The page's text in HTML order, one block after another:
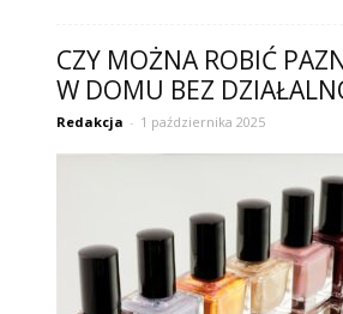
CZY MOŻNA ROBIĆ
W DOMU BEZ
Redakcja - 1 października 2025